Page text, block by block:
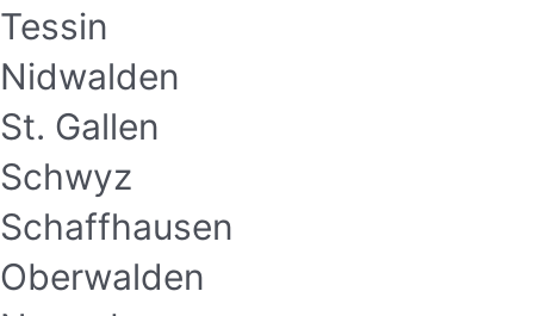
Tessin
Nidwalden
St. Gallen
Schwyz
Schaffhausen
Oberwalden